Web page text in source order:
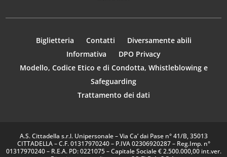
Biglietteria Contatti
Diversamente abili
Informativa
DPO Privacy
Modello, Codice Etico e di Condotta, Whistleblowing e
Safeguarding
Trattamento dei dati
A.S. Cittadella s.r.l. Unipersonale – Via Ca’ dai Pase n° 41/B, 35013
CITTADELLA – C.F. 01317970240 – P.IVA 02306920287 – Reg.Imp. n°
01317970240 – R.E.A. PD: 0221075 – Capitale Sociale € 2.500.000,00 int.ver.